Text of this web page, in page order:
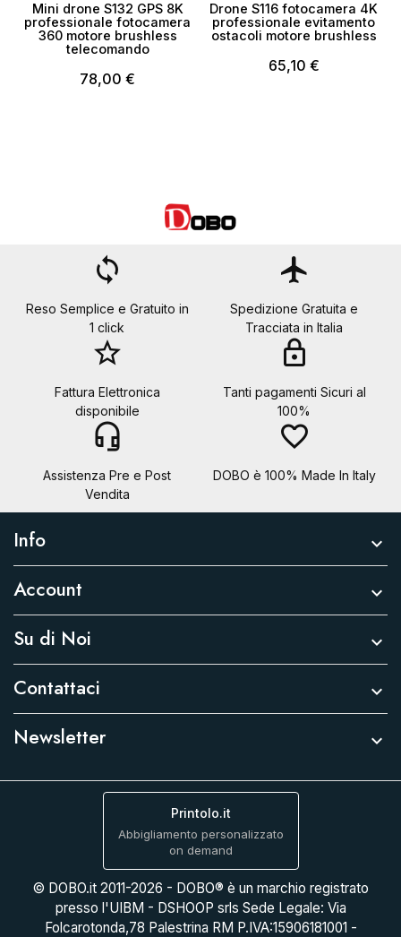
Mini drone S132 GPS 8K
professionale fotocamera
360 motore brushless
telecomando
78,00 €
Drone S116 fotocamera 4K
professionale evitamento
ostacoli motore brushless
65,10 €
loop
Reso Semplice e Gratuito in
1 click
flight
Spedizione Gratuita e
Tracciata in Italia
star_border
Fattura Elettronica
disponibile
lock
Tanti pagamenti Sicuri al
100%
headset_mic
Assistenza Pre e Post
Vendita
favorite_border
DOBO è 100% Made In Italy
Info 
Account 
Su di Noi 
Contattaci 
Newsletter 
Printolo.it
Abbigliamento personalizzato
on demand
© DOBO.it 2011-2026 - DOBO® è un marchio registrato
presso l'UIBM - DSHOOP srls Sede Legale: Via
Folcarotonda,78 Palestrina RM P.IVA:15906181001 -